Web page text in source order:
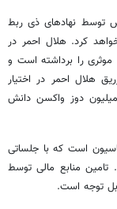
توسط نهادهای ذی ربط
کرد. هلال احمر در
افراد ۱۲ تا ۱۸ سال قدم موثری را برداشته است و
هلال احمر در اختیار
وزارت بهداشت قرار دهیم و در دهه اول مهرماه ۱۲ میلیون دوز واکسن دانش
است که با جلساتی
منابع مالی توسط
توجه است.